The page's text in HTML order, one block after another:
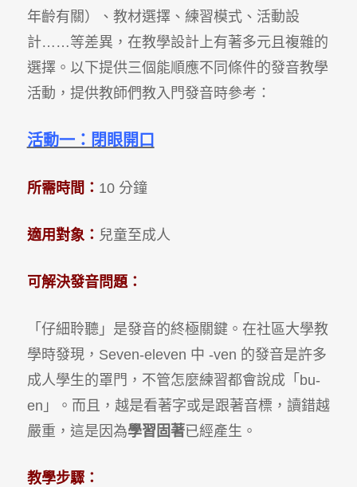
年齡有關）、教材選擇、練習模式、活動設
計……等差異，在教學設計上有著多元且複雜的
選擇。以下提供三個能順應不同條件的發音教學
活動，提供教師們教入門發音時參考：
活動一：閉眼開口
所需時間： 10 分鐘
適用對象： 兒童至成人
可解決發音問題：
「仔細聆聽」是發音的終極關鍵。在社區大學教
學時發現，Seven-eleven 中 -ven 的發音是許多
成人學生的罩門，不管怎麼練習都會說成「bu-
en」。而且，越是看著字或是跟著音標，讀錯越
嚴重，這是因為學習固著已經產生。
教學步驟：